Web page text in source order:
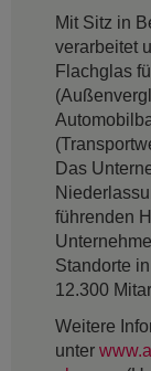
Mit Sitz in
verarbeitet
Flachglas
Das
führenden
Standorte
12.300
Weitere
unter